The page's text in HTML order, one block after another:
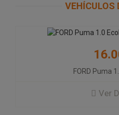
VEHÍCULOS
FORD Puma
Ver
JAGUAR F-
Año: